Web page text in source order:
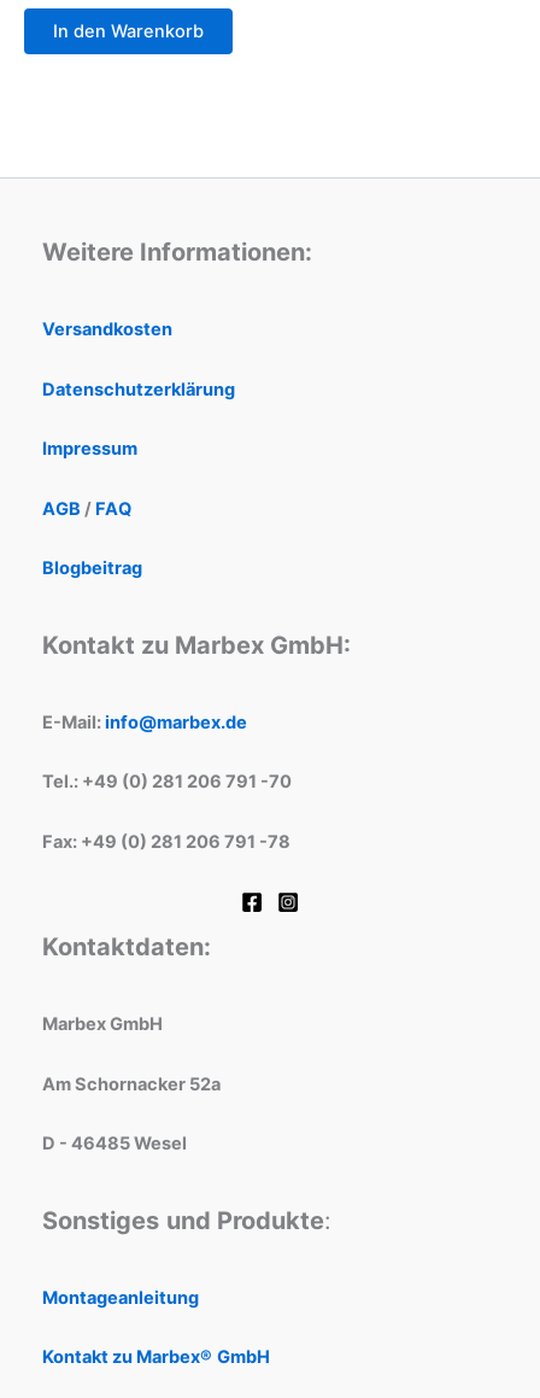
In den Warenkorb
Weitere Informationen:
Versandkosten
Datenschutzerklärung
Impressum
AGB / FAQ
Blogbeitrag
Kontakt zu Marbex GmbH:
E-Mail:info@marbex.de
Tel.: +49 (0) 281 206 791 -70
Fax: +49 (0) 281 206 791 -78
Kontaktdaten:
Marbex GmbH
Am Schornacker 52a
D - 46485 Wesel
Sonstiges und Produkte:
Montageanleitung
Kontakt zu Marbex® GmbH